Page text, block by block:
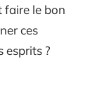
faire le bon
ces
esprits ?